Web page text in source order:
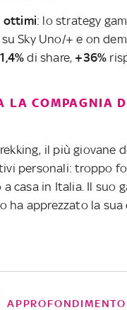
ottimi: lo strategy
Sky Uno/+ e on
1,4% di share, +36%
LA COMPAGNIA
il più giovane
personali: troppo
casa in Italia. Il suo
ha apprezzato la
APPROFONDIMENTO